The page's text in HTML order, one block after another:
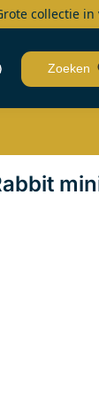
collectie in